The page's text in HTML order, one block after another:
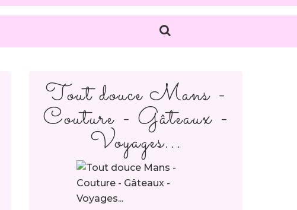
Tout douce Mans -
Couture - Gâteaux -
Voyages...